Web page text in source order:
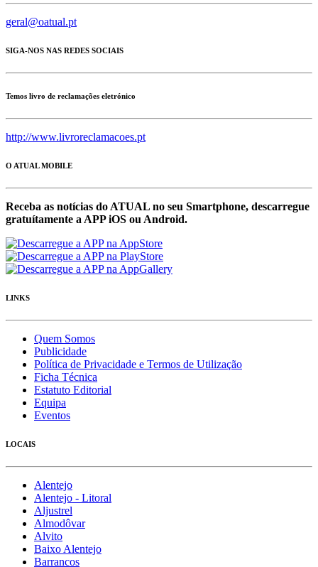
geral@oatual.pt
SIGA-NOS NAS REDES SOCIAIS
Temos livro de reclamações eletrónico
http://www.livroreclamacoes.pt
O ATUAL MOBILE
Receba as notícias do ATUAL no seu Smartphone, descarregue
gratuítamente a APP iOS ou Android.
LINKS
Quem Somos
Publicidade
Política de Privacidade e Termos de Utilização
Ficha Técnica
Estatuto Editorial
Equipa
Eventos
LOCAIS
Alentejo
Alentejo - Litoral
Aljustrel
Almodôvar
Alvito
Baixo Alentejo
Barrancos